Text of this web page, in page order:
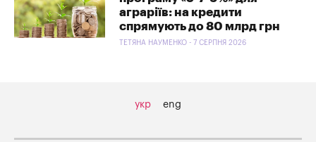
аграріїв: на кредити
спрямують до 80 млрд грн
ТЕТЯНА НАУМЕНКО - 7 СЕРПНЯ 2026
укр eng